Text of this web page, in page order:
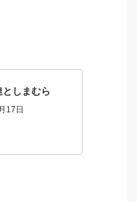
しまむら
17日